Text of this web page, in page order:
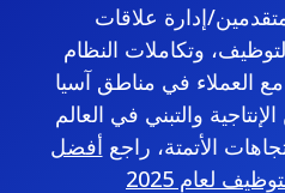
إدارة علاقات
وتكاملات النظام
مع العملاء في مناطق آسيا
والتبني في العالم
الأتمتة، راجع أفضل